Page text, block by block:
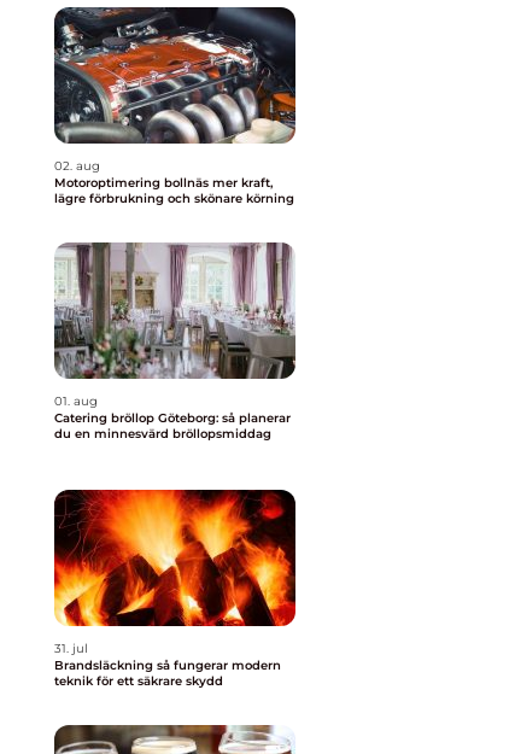
02. aug
Motoroptimering bollnäs mer kraft,
lägre förbrukning och skönare körning
01. aug
Catering bröllop Göteborg: så planerar
du en minnesvärd bröllopsmiddag
31. jul
Brandsläckning så fungerar modern
teknik för ett säkrare skydd